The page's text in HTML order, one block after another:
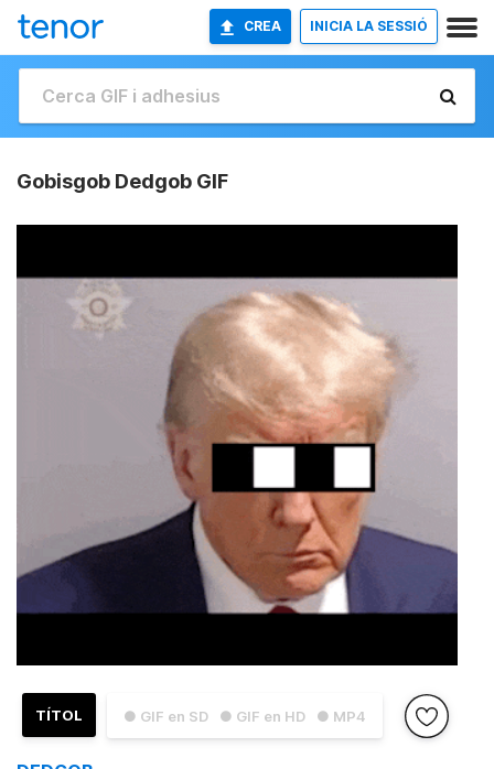
CREA INICIA LA SESSIÓ
Gobisgob Dedgob GIF
● GIF en SD ● GIF en HD ● MP4
TÍTOL